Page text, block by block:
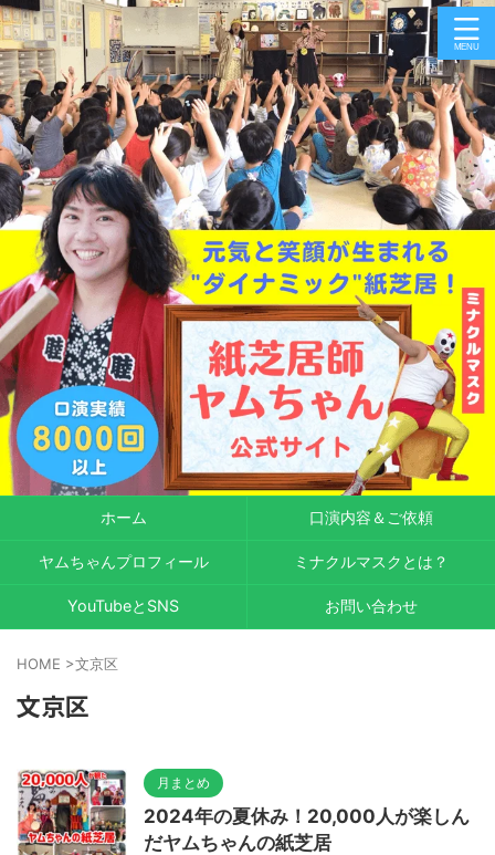
ホーム 口演内容＆ご依頼
ヤムちゃんプロフィール ミナクルマスクとは？
YouTubeとSNS お問い合わせ
HOME >文京区
文京区
月まとめ
2024年の夏休み！20,000人が楽しん
だヤムちゃんの紙芝居